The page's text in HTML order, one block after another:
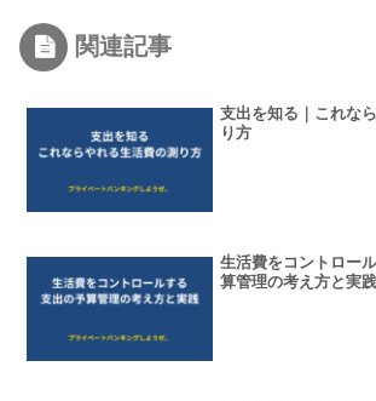
関連記事
支出を知る｜これな
り方
生活費をコントロー
算管理の考え方と実践